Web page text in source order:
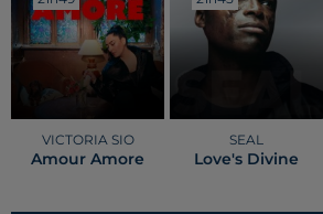
VICTORIA SIO
Amour Amore
SEAL
Love's Divine